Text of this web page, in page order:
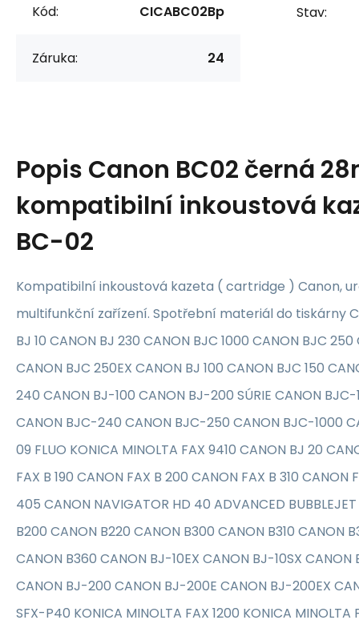
Kód: CICABC02Bp
Záruka: 24
Stav:
Popis Canon BC02 černá
kompatibilní inkoustová
BC-02
Kompatibilní inkoustová kazeta ( cartridge ) Canon,
multifunkční zařízení. Spotřební materiál do tiskárny
BJ 10 CANON BJ 230 CANON BJC 1000 CANON BJC 250
CANON BJC 250EX CANON BJ 100 CANON BJC 150
240 CANON BJ-100 CANON BJ-200 SÚRIE CANON
CANON BJC-240 CANON BJC-250 CANON BJC-1000
09 FLUO KONICA MINOLTA FAX 9410 CANON BJ 20
FAX B 190 CANON FAX B 200 CANON FAX B 310 CANON
405 CANON NAVIGATOR HD 40 ADVANCED
B200 CANON B220 CANON B300 CANON B310 CANON
CANON B360 CANON BJ-10EX CANON BJ-10SX
CANON BJ-200 CANON BJ-200E CANON BJ-200EX
SFX-P40 KONICA MINOLTA FAX 1200 KONICA MINOLTA